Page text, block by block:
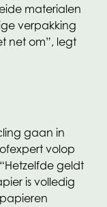
materialen
verpakking
net om”, legt
gaan in
volop
geldt
is volledig